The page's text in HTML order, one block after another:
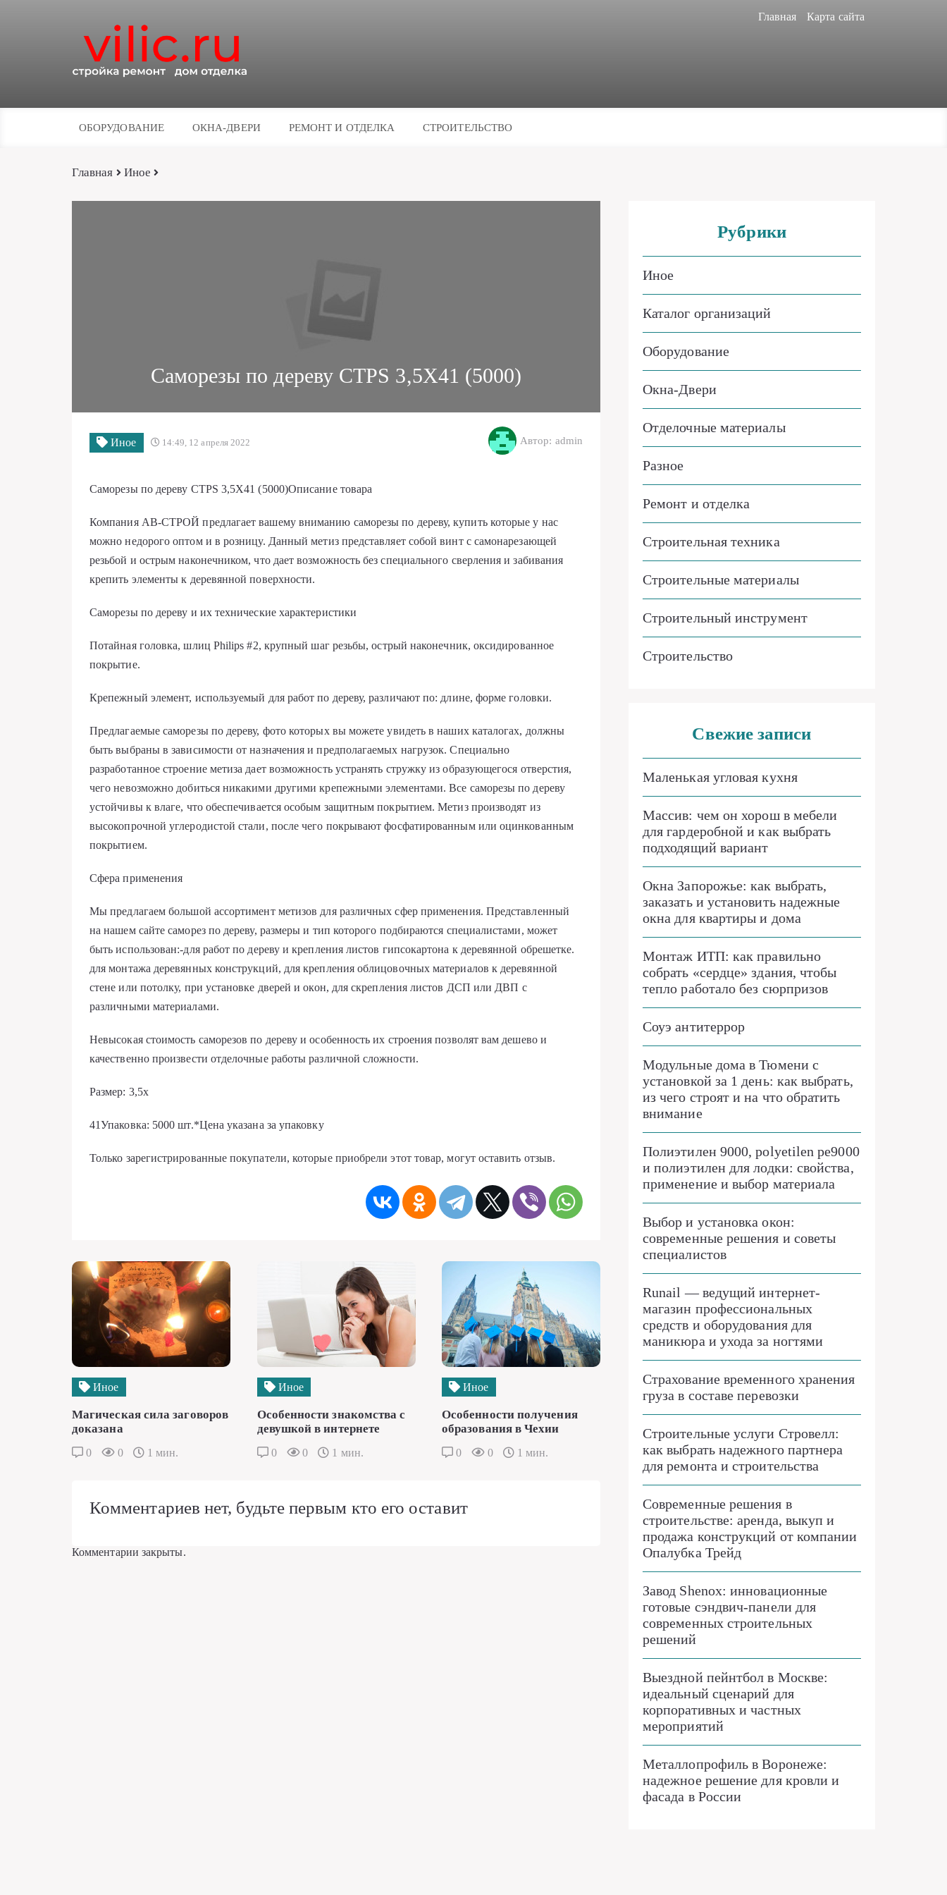
Главная Карта сайта
ОБОРУДОВАНИЕ ОКНА-ДВЕРИ РЕМОНТ И ОТДЕЛКА СТРОИТЕЛЬСТВО
Главная Иное
Саморезы по дереву CTPS 3,5X41 (5000)
Иное 14:49, 12 апреля 2022 Автор: admin
Саморезы по дереву CTPS 3,5X41 (5000)Описание товара
Компания АВ-СТРОЙ предлагает вашему вниманию саморезы по дереву, купить которые у нас
можно недорого оптом и в розницу. Данный метиз представляет собой винт с самонарезающей
резьбой и острым наконечником, что дает возможность без специального сверления и забивания
крепить элементы к деревянной поверхности.
Саморезы по дереву и их технические характеристики
Потайная головка, шлиц Philips #2, крупный шаг резьбы, острый наконечник, оксидированное
покрытие.
Крепежный элемент, используемый для работ по дереву, различают по: длине, форме головки.
Предлагаемые саморезы по дереву, фото которых вы можете увидеть в наших каталогах, должны
быть выбраны в зависимости от назначения и предполагаемых нагрузок. Специально
разработанное строение метиза дает возможность устранять стружку из образующегося отверстия,
чего невозможно добиться никакими другими крепежными элементами. Все саморезы по дереву
устойчивы к влаге, что обеспечивается особым защитным покрытием. Метиз производят из
высокопрочной углеродистой стали, после чего покрывают фосфатированным или оцинкованным
покрытием.
Сфера применения
Мы предлагаем большой ассортимент метизов для различных сфер применения. Представленный
на нашем сайте саморез по дереву, размеры и тип которого подбираются специалистами, может
быть использован:-для работ по дереву и крепления листов гипсокартона к деревянной обрешетке.
для монтажа деревянных конструкций, для крепления облицовочных материалов к деревянной
стене или потолку, при установке дверей и окон, для скрепления листов ДСП или ДВП с
различными материалами.
Невысокая стоимость саморезов по дереву и особенность их строения позволят вам дешево и
качественно произвести отделочные работы различной сложности.
Размер: 3,5х
41Упаковка: 5000 шт.*Цена указана за упаковку
Только зарегистрированные покупатели, которые приобрели этот товар, могут оставить отзыв.
Иное
Магическая сила заговоров
доказана
0 0 1 мин.
Иное
Особенности знакомства с
девушкой в интернете
0 0 1 мин.
Иное
Особенности получения
образования в Чехии
0 0 1 мин.
Комментариев нет, будьте первым кто его оставит
Комментарии закрыты.
Рубрики
Иное
Каталог организаций
Оборудование
Окна-Двери
Отделочные материалы
Разное
Ремонт и отделка
Строительная техника
Строительные материалы
Строительный инструмент
Строительство
Свежие записи
Маленькая угловая кухня
Массив: чем он хорош в мебели
для гардеробной и как выбрать
подходящий вариант
Окна Запорожье: как выбрать,
заказать и установить надежные
окна для квартиры и дома
Монтаж ИТП: как правильно
собрать «сердце» здания, чтобы
тепло работало без сюрпризов
Соуэ антитеррор
Модульные дома в Тюмени с
установкой за 1 день: как выбрать,
из чего строят и на что обратить
внимание
Полиэтилен 9000, polyetilen pe9000
и полиэтилен для лодки: свойства,
применение и выбор материала
Выбор и установка окон:
современные решения и советы
специалистов
Runail — ведущий интернет-
магазин профессиональных
средств и оборудования для
маникюра и ухода за ногтями
Страхование временного хранения
груза в составе перевозки
Строительные услуги Стровелл:
как выбрать надежного партнера
для ремонта и строительства
Современные решения в
строительстве: аренда, выкуп и
продажа конструкций от компании
Опалубка Трейд
Завод Shenox: инновационные
готовые сэндвич-панели для
современных строительных
решений
Выездной пейнтбол в Москве:
идеальный сценарий для
корпоративных и частных
мероприятий
Металлопрофиль в Воронеже:
надежное решение для кровли и
фасада в России